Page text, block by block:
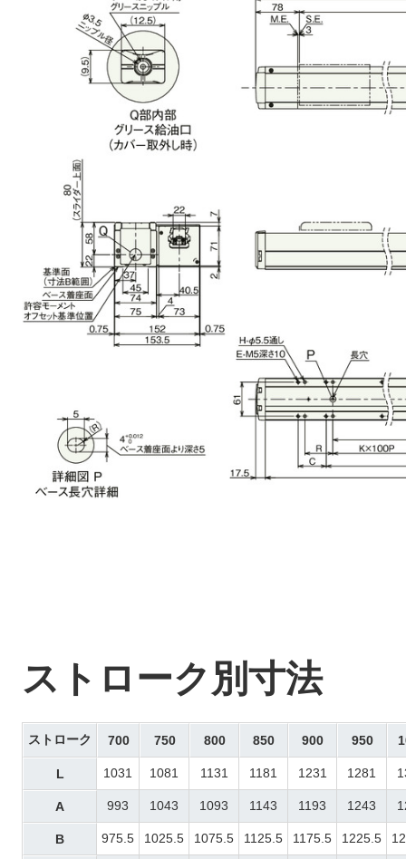
ストローク別寸法
ストローク 700 750 800 850 900 950
L 1031 1081 1131 1181 1231 1281
A 993 1043 1093 1143 1193 1243
B 975.5 1025.5 1075.5 1125.5 1175.5 1225.5